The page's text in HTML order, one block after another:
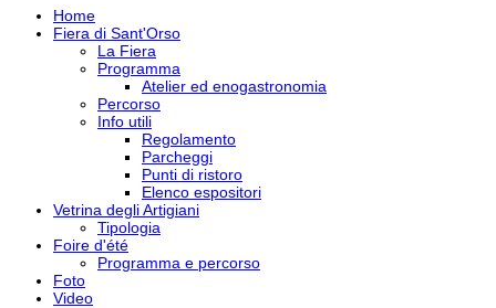
Home
Fiera di Sant'Orso
La Fiera
Programma
Atelier ed enogastronomia
Percorso
Info utili
Regolamento
Parcheggi
Punti di ristoro
Elenco espositori
Vetrina degli Artigiani
Tipologia
Foire d'été
Programma e percorso
Foto
Video